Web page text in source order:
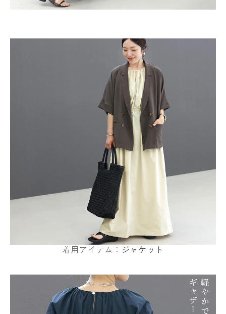
着用アイテム： ジャケット